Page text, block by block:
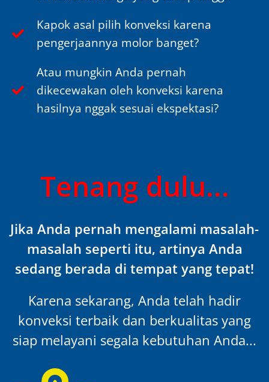
Kapok asal pilih konveksi karena
pengerjaannya molor banget?
Atau mungkin Anda pernah
dikecewakan oleh konveksi karena
hasilnya nggak sesuai ekspektasi?
Tenang dulu...
Jika Anda pernah mengalami masalah-
masalah seperti itu, artinya Anda
sedang berada di tempat yang tepat!
Karena sekarang, Anda telah hadir
konveksi terbaik dan berkualitas yang
siap melayani segala kebutuhan Anda...